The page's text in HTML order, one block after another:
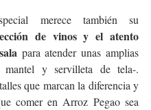
de vinos y el atento
para atender unas amplias
mantel y servilleta de tela-.
que marcan la diferencia y
comer en Arroz Pegao sea